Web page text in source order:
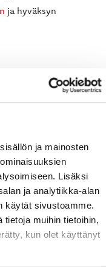
ja mainosten
Lisäksi
ja analytiikka-alan
käytät sivustoamme.
tietoja muihin tietoihin,
kun olet käyttänyt
ja hyväksyn